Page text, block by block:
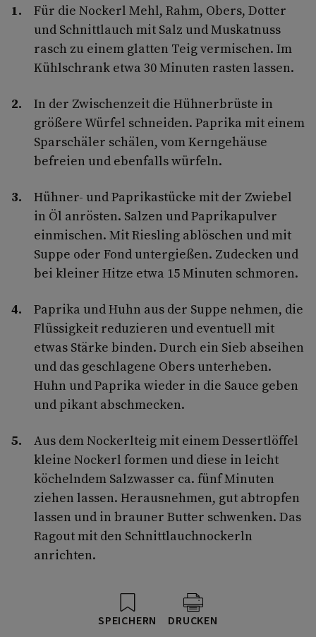
Für die Nockerl Mehl, Rahm, Obers, Dotter
und Schnittlauch mit Salz und Muskatnuss
rasch zu einem glatten Teig vermischen. Im
Kühlschrank etwa 30 Minuten rasten lassen.
In der Zwischenzeit die Hühnerbrüste in
größere Würfel schneiden. Paprika mit einem
Sparschäler schälen, vom Kerngehäuse
befreien und ebenfalls würfeln.
Hühner- und Paprikastücke mit der Zwiebel
in Öl anrösten. Salzen und Paprikapulver
einmischen. Mit Riesling ablöschen und mit
Suppe oder Fond untergießen. Zudecken und
bei kleiner Hitze etwa 15 Minuten schmoren.
Paprika und Huhn aus der Suppe nehmen, die
Flüssigkeit reduzieren und eventuell mit
etwas Stärke binden. Durch ein Sieb abseihen
und das geschlagene Obers unterheben.
Huhn und Paprika wieder in die Sauce geben
und pikant abschmecken.
Aus dem Nockerlteig mit einem Dessertlöffel
kleine Nockerl formen und diese in leicht
köchelndem Salzwasser ca. fünf Minuten
ziehen lassen. Herausnehmen, gut abtropfen
lassen und in brauner Butter schwenken. Das
Ragout mit den Schnittlauchnockerln
anrichten.
SPEICHERN DRUCKEN